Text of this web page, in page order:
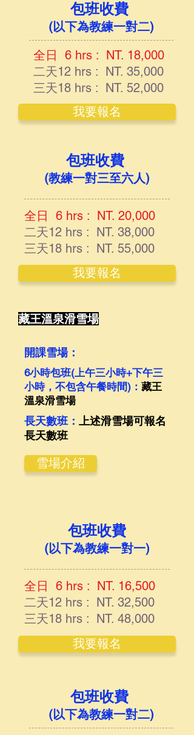
包班收費
(以下為教練一對二)
全日 6 hrs : NT. 18,000
二天12 hrs : NT. 35,000
三天18 hrs : NT. 52,000
我要報名
包班收費
(教練一對三至六人)
全日 6 hrs : NT. 20,000
二天12 hrs : NT. 38,000
三天18 hrs : NT. 55,000
我要報名
藏王溫泉滑雪場
開課雪場：
6小時包班(上午三小時+下午三
小時，不包含午餐時間)： 藏王
溫泉滑雪場
長天數班：
上述滑雪場可報名
長天數班
雪場介紹
包班收費
(以下為教練一對一)
全日 6 hrs : NT. 16,500
二天12 hrs : NT. 32,500
三天18 hrs : NT. 48,000
我要報名
包班收費
(以下為教練一對二)